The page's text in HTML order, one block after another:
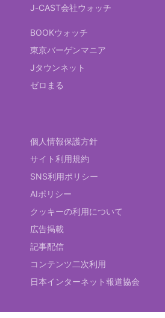
J-CAST会社ウォッチ
BOOKウォッチ
東京バーゲンマニア
Jタウンネット
ゼロまる
個人情報保護方針
サイト利用規約
SNS利用ポリシー
AIポリシー
クッキーの利用について
広告掲載
記事配信
コンテンツ二次利用
日本インターネット報道協会